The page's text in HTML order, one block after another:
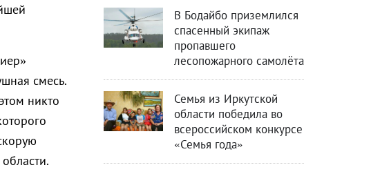
смесь.
никто
В Бодайбо приземлился
спасенный экипаж
пропавшего
лесопожарного самолёта
Семья из Иркутской
области победила во
всероссийском конкурсе
«Семья года»